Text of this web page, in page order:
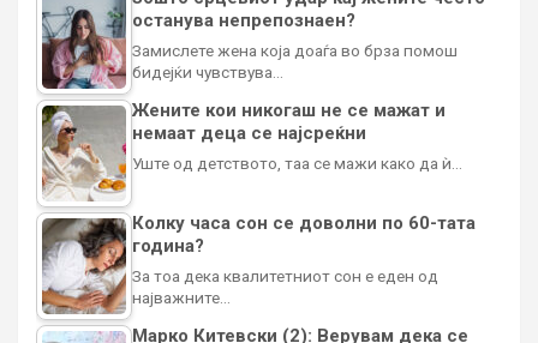
останува непрепознаен?
Замислете жена која доаѓа во брза помош
бидејќи чувствува…
Жените кои никогаш не се мажат и
немаат деца се најсреќни
Уште од детството, таа се мажи како да ѝ…
Колку часа сон се доволни по 60-тата
година?
За тоа дека квалитетниот сон е еден од
најважните…
Марко Китевски (2): Верувам дека се